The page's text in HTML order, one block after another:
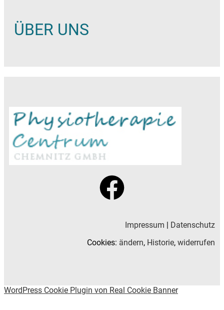
ÜBER UNS
Impressum | Datenschutz
Cookies: ändern, Historie, widerrufen
WordPress Cookie Plugin von Real Cookie Banner